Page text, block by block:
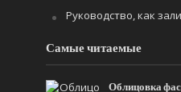
Руководство, как
Самые читаемые
Облицовка